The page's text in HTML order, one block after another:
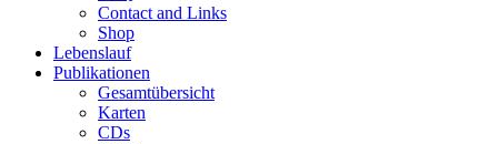
Contact and Links
Shop
Lebenslauf
Publikationen
Gesamtübersicht
Karten
CDs